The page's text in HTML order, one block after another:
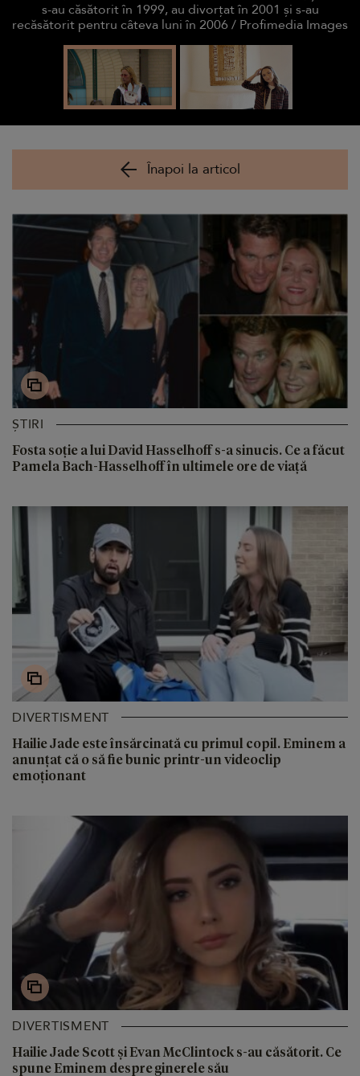
s-au căsătorit în 1999, au divorțat în 2001 și s-au
recăsătorit pentru câteva luni în 2006 / Profimedia Images
Înapoi la articol
ȘTIRI
Fosta soție a lui David Hasselhoff s-a sinucis. Ce a făcut
Pamela Bach-Hasselhoff în ultimele ore de viață
DIVERTISMENT
Hailie Jade este însărcinată cu primul copil. Eminem a
anunțat că o să fie bunic printr-un videoclip
emoționant
DIVERTISMENT
Hailie Jade Scott și Evan McClintock s-au căsătorit. Ce
spune Eminem despre ginerele său